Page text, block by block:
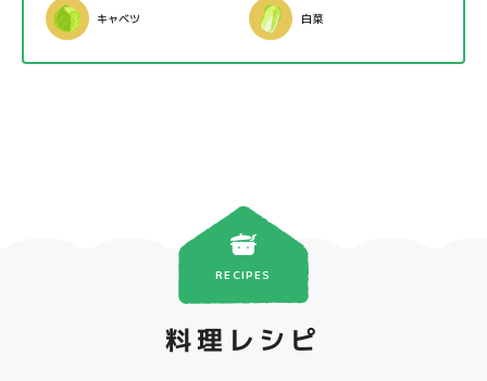
キャベツ 白菜
RECIPES
料理レシピ